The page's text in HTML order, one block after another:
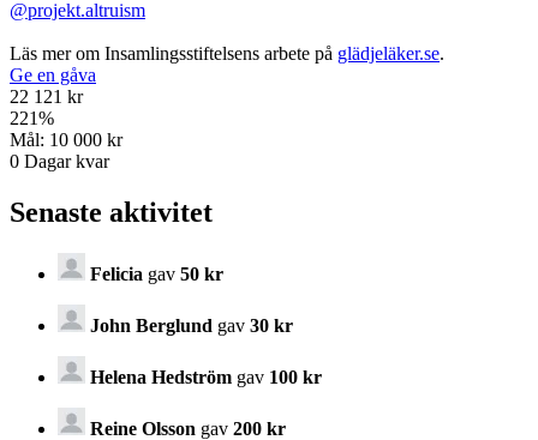
@projekt.altruism
Läs mer om Insamlingsstiftelsens arbete på glädjeläker.se.
Ge en gåva
22 121 kr
221%
Mål: 10 000 kr
0 Dagar kvar
Senaste aktivitet
Felicia gav 50 kr
John Berglund gav 30 kr
Helena Hedström gav 100 kr
Reine Olsson gav 200 kr